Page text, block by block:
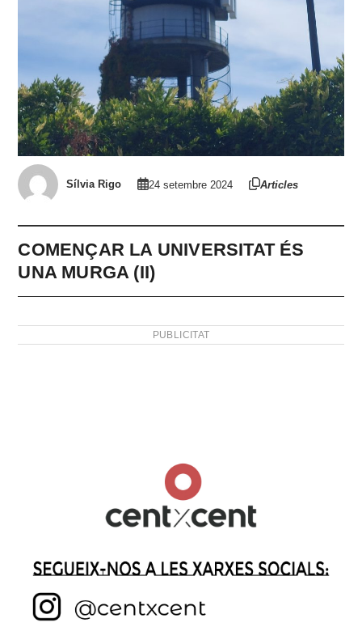
Sílvia Rigo 24 setembre 2024 Articles
COMENÇAR LA UNIVERSITAT ÉS
UNA MURGA (II)
PUBLICITAT